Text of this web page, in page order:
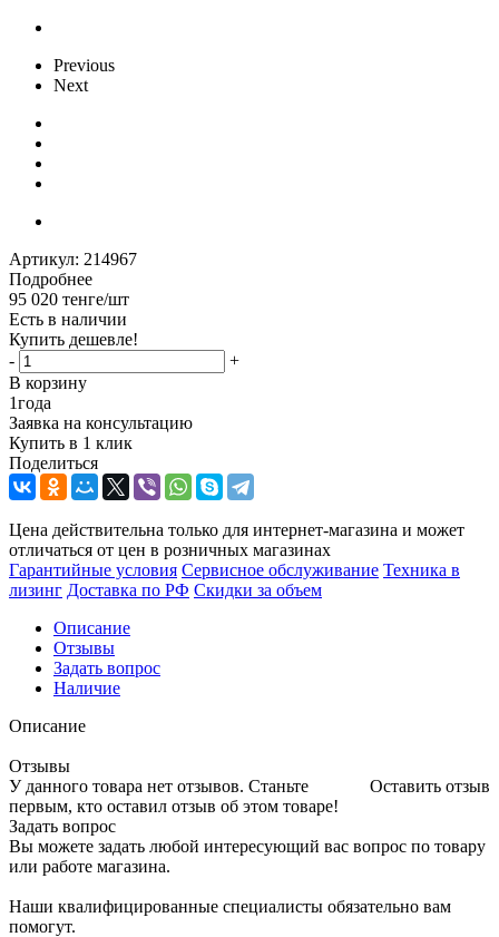
Previous
Next
Артикул: 214967
Подробнее
95 020 тенге/шт
Есть в наличии
Купить дешевле!
-
+
В корзину
1года
Заявка на консультацию
Купить в 1 клик
Поделиться
Цена действительна только для интернет-магазина и может
отличаться от цен в розничных магазинах
Гарантийные условия Сервисное обслуживание Техника в
лизинг Доставка по РФ Скидки за объем
Описание
Отзывы
Задать вопрос
Наличие
Описание
Отзывы
Оставить отзыв
У данного товара нет отзывов. Станьте
первым, кто оставил отзыв об этом товаре!
Задать вопрос
Вы можете задать любой интересующий вас вопрос по товару
или работе магазина.
Наши квалифицированные специалисты обязательно вам
помогут.